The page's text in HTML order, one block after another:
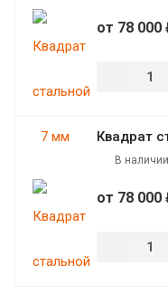
от 78 000
Квадрат
В наличии
от 78 000